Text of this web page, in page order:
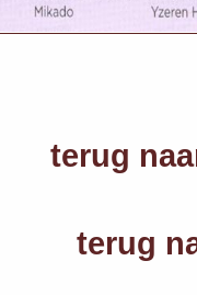
terug
terug